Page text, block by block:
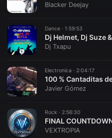
Blacker Deejay
Dance · 1:59:53
Dj Txapu
Electronica · 2:04:17
100 % Cantaditas
Javier Gómez
Rock · 2:56:30
FINAL
VEXTROPIA